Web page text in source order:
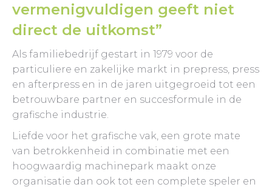
vermenigvuldigen geeft niet
direct de uitkomst”
Als familiebedrijf gestart in 1979 voor de
particuliere en zakelijke markt in prepress, press
en afterpress en in de jaren uitgegroeid tot een
betrouwbare partner en succesformule in de
grafische industrie.
Liefde voor het grafische vak, een grote mate
van betrokkenheid in combinatie met een
hoogwaardig machinepark maakt onze
organisatie dan ook tot een complete speler en